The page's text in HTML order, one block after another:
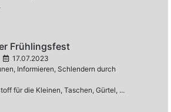
Frühlingsfest
17.07.2023
Informieren, Schlendern durch
für die Kleinen, Taschen, Gürtel, ...